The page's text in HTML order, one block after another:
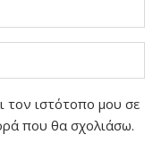
τον ιστότοπο μου σε
που θα σχολιάσω.